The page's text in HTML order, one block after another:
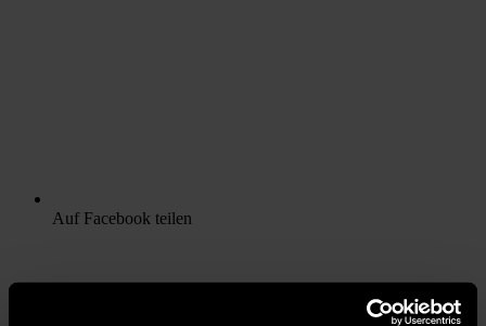
Auf Facebook teilen